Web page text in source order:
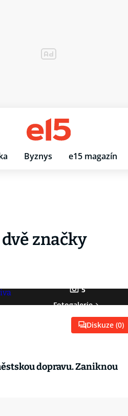
Byznys e15 magazín
značky
5
Fotogalerie
Diskuze (0)
dopravu. Zaniknou